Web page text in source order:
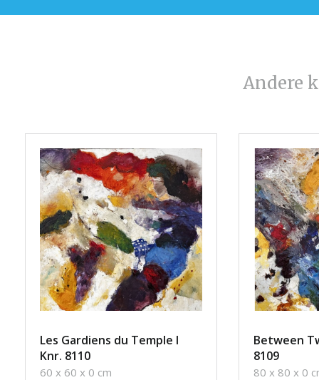
Andere
Les Gardiens du Temple I
Knr. 8110
60 x 60 x 0 cm
Between
8109
80 x 80 x 0